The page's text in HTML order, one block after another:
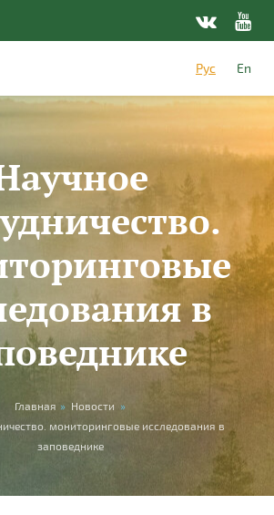
Рус
En
в
Главная » Новости »
мониторинговые исследования в
заповеднике